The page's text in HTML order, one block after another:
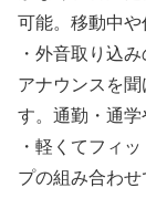
可能。移動中や
・外音取り込
アナウンスを
す。通勤・通学
・軽くてフィ
プの組み合わ